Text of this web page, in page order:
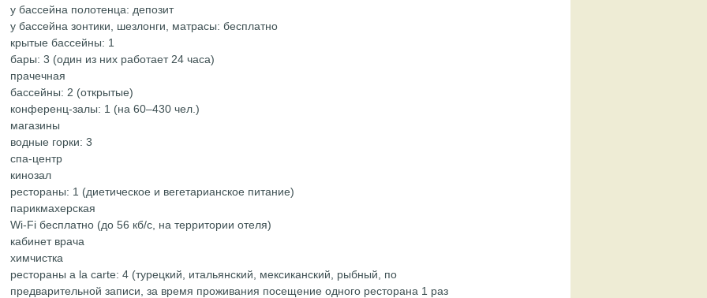
у бассейна полотенца: депозит
у бассейна зонтики, шезлонги, матрасы: бесплатно
крытые бассейны: 1
бары: 3 (один из них работает 24 часа)
прачечная
бассейны: 2 (открытые)
конференц-залы: 1 (на 60–430 чел.)
магазины
водные горки: 3
спа-центр
кинозал
рестораны: 1 (диетическое и вегетарианское питание)
парикмахерская
Wi-Fi бесплатно (до 56 кб/с, на территории отеля)
кабинет врача
химчистка
рестораны a la carte: 4 (турецкий, итальянский, мексиканский, рыбный, по
предварительной записи, за время проживания посещение одного ресторана 1 раз